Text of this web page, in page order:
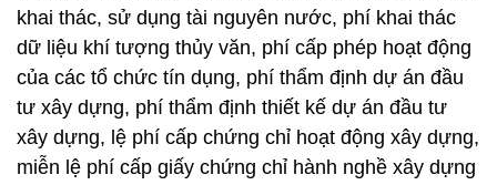
khai thác, sử dụng tài nguyên nước, phí khai thác
dữ liệu khí tượng thủy văn, phí cấp phép hoạt động
của các tổ chức tín dụng, phí thẩm định dự án đầu
tư xây dựng, phí thẩm định thiết kế dự án đầu tư
xây dựng, lệ phí cấp chứng chỉ hoạt động xây dựng,
miễn lệ phí cấp giấy chứng chỉ hành nghề xây dựng